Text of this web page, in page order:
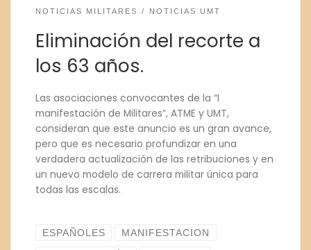
NOTICIAS MILITARES
NOTICIAS UMT
Eliminación del recorte a
los 63 años.
Las asociaciones convocantes de la “I
manifestación de Militares”, ATME y UMT,
consideran que este anuncio es un gran avance,
pero que es necesario profundizar en una
verdadera actualización de las retribuciones y en
un nuevo modelo de carrera militar única para
todas las escalas.
ESPAÑOLES MANIFESTACION